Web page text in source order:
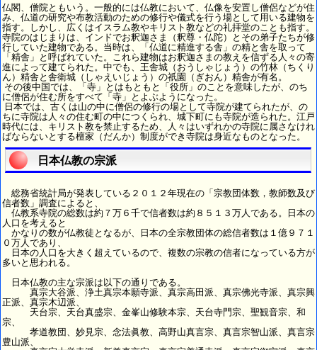
仏閣、僧院ともいう。一般的には仏教において、仏像を安置し僧侶などが住
み、仏道の研究や布教活動のための修行や儀式を行う場として用いる建物を
指す。しかし、広くはイスラム教やキリスト教などの礼拝堂のことも指す。
寺院のはじまりは、インドでお釈迦さま（釈尊・仏陀）とその弟子たちが修
行していた建物である。当時は、「仏道に精進する舎」の精と舎を取って
「精舎」と呼ばれていた。これら建物はお釈迦さまの教えを信ずる人々の寄
進によって建てられた。中でも、王舎城（おうしゃじょう）の竹林（ちくり
ん）精舎と舎衛城（しゃえいじょう）の祇園（ぎおん）精舎が有名。
その後中国では、「寺」とはもともと「役所」のことを意味したが、のち
に僧侶が住む所をすべて「寺」とよぶようになった。
日本では、古くは山の中に僧侶の修行の場として寺院が建てられたが、の
ちに寺院は人々の住む町の中につくられ、城下町にも寺院が造られた。江戸
時代には、キリスト教を禁止するため、人々はいずれかの寺院に属さなけれ
ばならないとする檀家（だんか）制度ができ寺院は身近なものとなった。
日本仏教の宗派
総務省統計局が発表している２０１２年現在の「宗教団体数，教師数及び
信者数」調査によると、
仏教系寺院の総数は約７万６千で信者数は約８５１３万人である。日本の
人口を考えると
かなりの数が仏教徒となるが、日本の全宗教団体の総信者数は１億９７１
０万人であり、
日本の人口を大きく超えているので、複数の宗教の信者になっている方が
多いと思われる。
日本仏教の主な宗派は以下の通りである。
真宗大谷派、浄土真宗本願寺派、真宗高田派、真宗佛光寺派、真宗興
正派、真宗木辺派、
天台宗、天台真盛宗、金峯山修験本宗、天台寺門宗、聖観音宗、和
宗、
孝道教団、妙見宗、念法眞教、高野山真言宗、真言宗智山派、真言宗
豊山派、